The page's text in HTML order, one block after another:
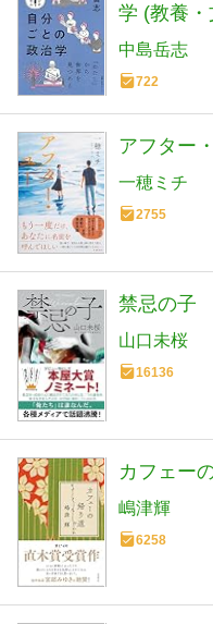
学 (教養
のきほん)
中島岳志
722
アフター
一穂ミチ
2755
禁忌の子
山口未桜
16136
カフェー
嶋津輝
6258